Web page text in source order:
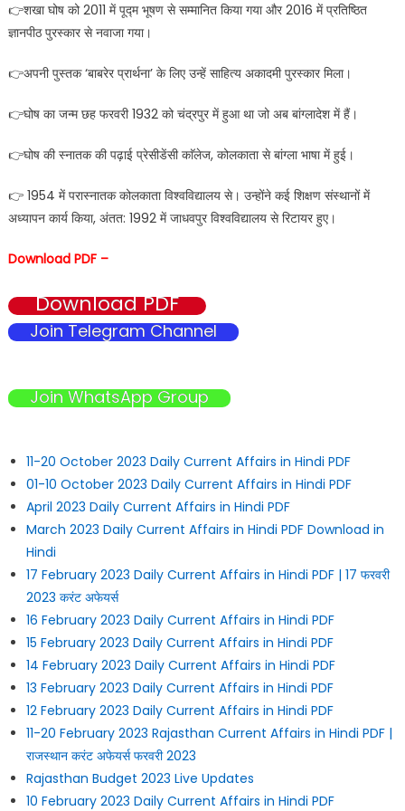
👉शखा घोष को 2011 में पूद्म भूषण से सम्मानित किया गया और 2016 में प्रतिष्ठित
ज्ञानपीठ पुरस्कार से नवाजा गया।
👉अपनी पुस्तक ‘बाबरेर प्रार्थना’ के लिए उन्हें साहित्य अकादमी पुरस्कार मिला।
👉घोष का जन्म छह फरवरी 1932 को चंद्रपुर में हुआ था जो अब बांग्लादेश में हैं।
👉घोष की स्नातक की पढ़ाई प्रेसीडेंसी काॅलेज, कोलकाता से बांग्ला भाषा में हुई।
👉 1954 में परास्नातक कोलकाता विश्वविद्यालय से। उन्होंने कई शिक्षण संस्थानों में
अध्यापन कार्य किया, अंतत: 1992 में जाधवपुर विश्वविद्यालय से रिटायर हुए।
Download PDF –
Download PDF
Join Telegram Channel
Join WhatsApp Group
11-20 October 2023 Daily Current Affairs in Hindi PDF
01-10 October 2023 Daily Current Affairs in Hindi PDF
April 2023 Daily Current Affairs in Hindi PDF
March 2023 Daily Current Affairs in Hindi PDF Download in
Hindi
17 February 2023 Daily Current Affairs in Hindi PDF | 17 फरवरी
2023 करंट अफेयर्स
16 February 2023 Daily Current Affairs in Hindi PDF
15 February 2023 Daily Current Affairs in Hindi PDF
14 February 2023 Daily Current Affairs in Hindi PDF
13 February 2023 Daily Current Affairs in Hindi PDF
12 February 2023 Daily Current Affairs in Hindi PDF
11-20 February 2023 Rajasthan Current Affairs in Hindi PDF |
राजस्थान करंट अफेयर्स फरवरी 2023
Rajasthan Budget 2023 Live Updates
10 February 2023 Daily Current Affairs in Hindi PDF